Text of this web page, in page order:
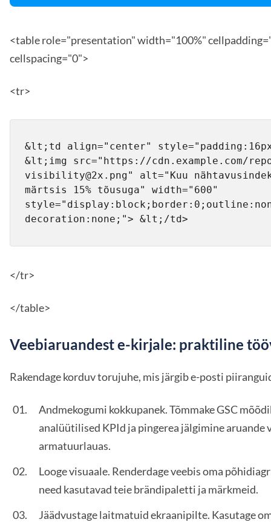
<table role="presentation" width="100%"
cellspacing="0">
<tr>
&lt;td align="center"
&lt;img src="https://cdn.example.com/
visibility@2x.png" alt="Kuu
märtsis 15% tõusuga" width="600"
decoration:none;"> &lt;/td>
</tr>
</table>
Veebiaruandest e-kirjale: praktiline
Rakendage korduv torujuhe, mis järgib e-posti
Andmekogumi kokkupanek. Tõmmake GSC
analüütilised KPId ja pingerea jälgimine aruande
armatuurlauas.
Looge visuaale. Renderdage veebis oma
need kasutavad teie brändipaletti ja märkmeid.
Jäädvustage laitmatuid ekraanipilte. Kasutage